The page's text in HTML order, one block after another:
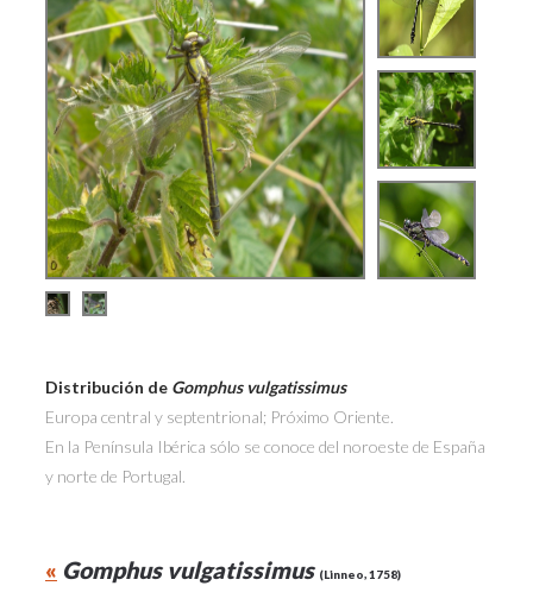
Distribución de Gomphus vulgatissimus
Europa central y septentrional; Próximo Oriente.
En la Península Ibérica sólo se conoce del noroeste de España
y norte de Portugal.
« Gomphus vulgatissimus (Linneo, 1758)